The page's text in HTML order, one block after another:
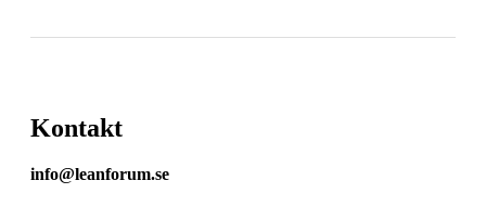
Kontakt
info@leanforum.se